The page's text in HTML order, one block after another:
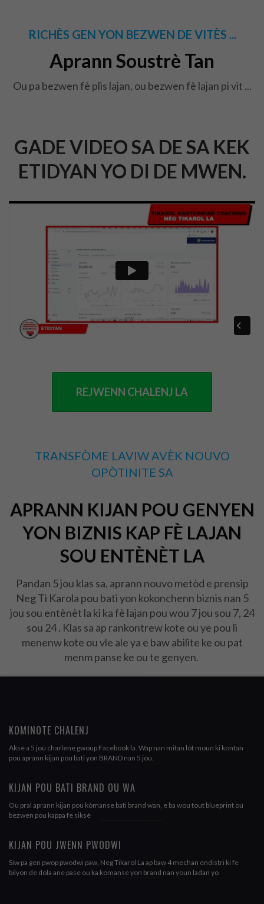
RICHÈS GEN YON BEZWEN DE VITÈS ...
Aprann Soustrè Tan
Ou pa bezwen fè plis lajan, ou bezwen fè lajan pi vit ...
GADE VIDEO SA DE SA KEK
ETIDYAN YO DI DE MWEN.
REJWENN CHALENJ LA
TRANSFÒME LAVIW AVÈK NOUVO
OPÒTINITE SA
APRANN KIJAN POU GENYEN
YON BIZNIS KAP FÈ LAJAN
SOU ENTÈNÈT LA
Pandan 5 jou klas sa, aprann nouvo metòd e prensip
Neg Ti Karola pou bati yon kokonchenn biznis nan 5
jou sou entènèt la ki ka fè lajan pou wou 7 jou sou 7, 24
sou 24. Klas sa ap rankontrew kote ou ye pou li
menenw kote ou vle ale ya e baw abilite ke ou pat
menm panse ke ou te genyen.
KOMINOTE CHALENJ
Aksè a 5 jou charlene gwoup Facebook la. Wap nan mitan lòt moun ki kontan
pou aprann kijan pou bati yon BRAND nan 5 jou.
KIJAN POU BATI BRAND OU WA
Ou pral aprann kijan pou kòmanse bati brand wan, e ba wou tout blueprint ou
bezwen pou kappa fe siksè
KIJAN POU JWENN PWODWI
Siw pa gen pwop pwodwi paw, Neg Tikarol La ap baw 4 mechan endistri ki fe
bilyon de dola ane pase ou ka komanse yon brand nan youn ladan yo